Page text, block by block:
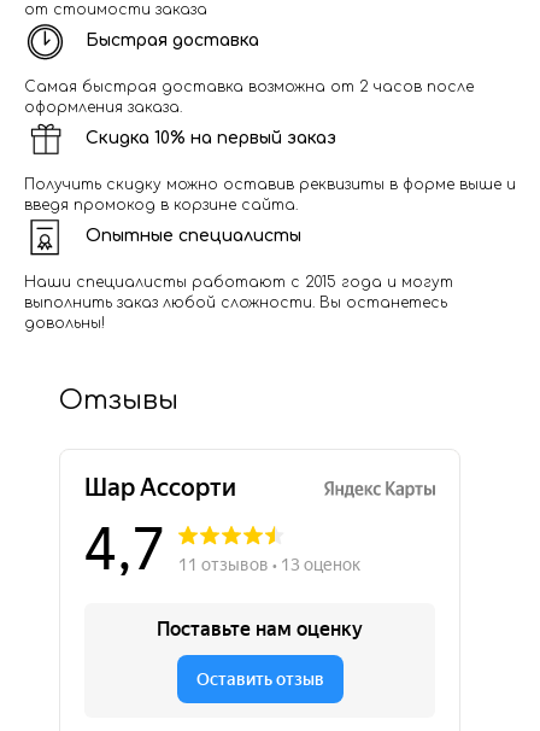
от стоимости заказа
Быстрая доставка
Самая быстрая доставка возможна от 2 часов после
оформления заказа.
Скидка 10% на первый заказ
Получить скидку можно оставив реквизиты в форме выше и
введя промокод в корзине сайта.
Опытные специалисты
Наши специалисты работают с 2015 года и могут
выполнить заказ любой сложности. Вы останетесь
довольны!
Отзывы